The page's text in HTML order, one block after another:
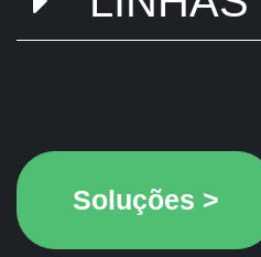
Soluções >